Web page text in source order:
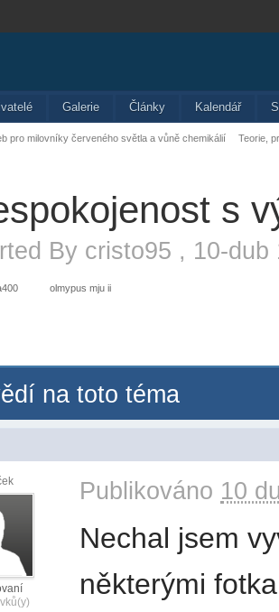
Galerie Články Kalendář
pro milovníky červeného světla a vůně chemikálií Teorie,
s
By cristo95 , 10-dub
olmypus mju ii
na toto téma
Publikováno 10
Nechal jsem
některými